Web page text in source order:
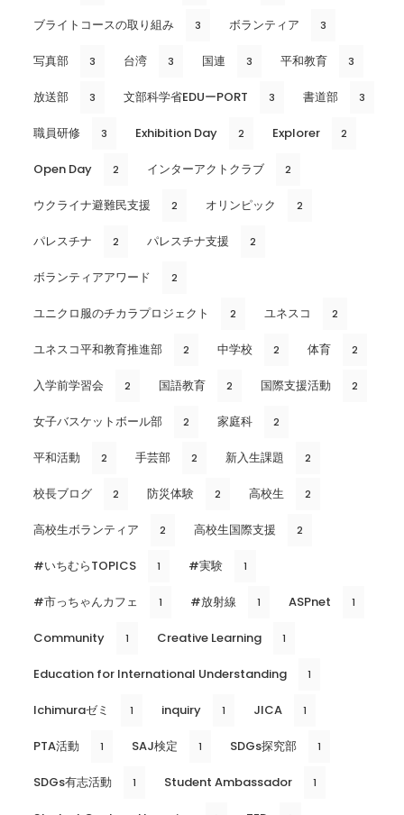
ブライトコースの取り組み 3 ボランティア 3
写真部 3 台湾 3 国連 3 平和教育 3
放送部 3 文部科学省EDUーPORT 3 書道部 3
職員研修 3 Exhibition Day 2 Explorer 2
Open Day 2 インターアクトクラブ 2
ウクライナ避難民支援 2 オリンピック 2
パレスチナ 2 パレスチナ支援 2
ボランティアアワード 2
ユニクロ服のチカラプロジェクト 2 ユネスコ 2
ユネスコ平和教育推進部 2 中学校 2 体育 2
入学前学習会 2 国語教育 2 国際支援活動 2
女子バスケットボール部 2 家庭科 2
平和活動 2 手芸部 2 新入生課題 2
校長ブログ 2 防災体験 2 高校生 2
高校生ボランティア 2 高校生国際支援 2
#いちむらTOPICS 1 #実験 1
#市っちゃんカフェ 1 #放射線 1 ASPnet 1
Community 1 Creative Learning 1
Education for International Understanding 1
Ichimuraゼミ 1 inquiry 1 JICA 1
PTA活動 1 SAJ検定 1 SDGs探究部 1
SDGs有志活動 1 Student Ambassador 1